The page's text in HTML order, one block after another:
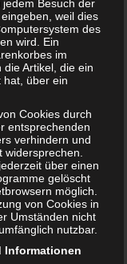
Laufstall,
an diesen neuen
sie ihren Reiz
ab, dann sind
kein
dann
langfristig
Besuch der
weil dies
des
wird. Ein
im
Artikel, die ein
hat, über ein
Cookies durch
entsprechenden
verhindern und
über einen
gelöscht
möglich.
von Cookies in
Umständen nicht
nutzbar.
Informationen